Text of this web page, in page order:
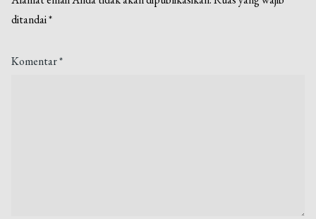
ditandai*
Komentar*